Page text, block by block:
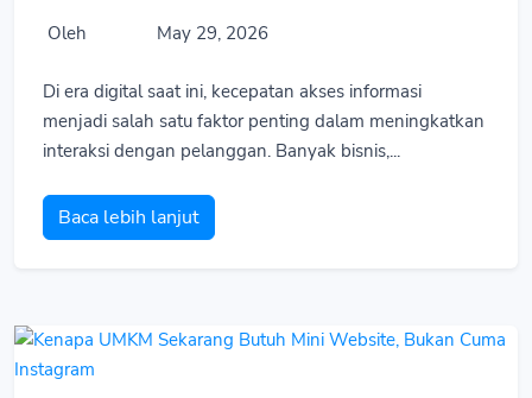
Oleh May 29, 2026
Di era digital saat ini, kecepatan akses informasi
menjadi salah satu faktor penting dalam meningkatkan
interaksi dengan pelanggan. Banyak bisnis,...
Baca lebih lanjut